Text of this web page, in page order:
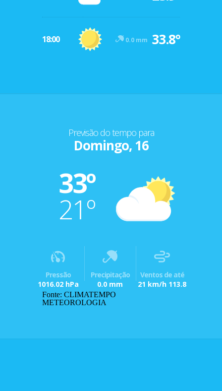
18:00 0.0 mm 33.8º
Previsão do tempo para
Domingo, 16
33º
21º
Pressão
1016.02 hPa
Precipitação
0.0 mm
Ventos de até
21 km/h 113.8
Fonte: CLIMATEMPO
METEOROLOGIA